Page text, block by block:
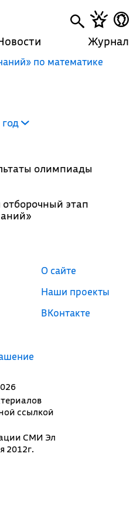
Журнал
по математике
олимпиады
отборочный этап
ссылкой
СМИ Эл
2012г.
О сайте
Наши проекты
ВКонтакте